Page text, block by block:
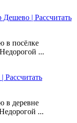
| Рассчитать
в посёлке
...
Рассчитать
в деревне
...